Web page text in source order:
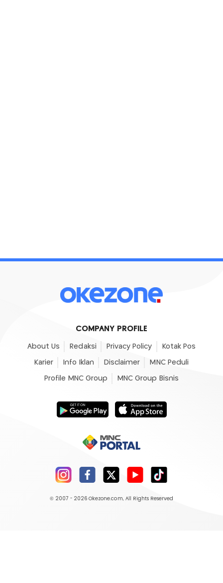
COMPANY PROFILE
About Us Redaksi Privacy Policy Kotak Pos
Karier Info Iklan Disclaimer MNC Peduli
Profile MNC Group MNC Group Bisnis
© 2007 - 2026 Okezone.com, All Rights Reserved